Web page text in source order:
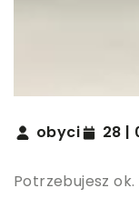
obyci 28 |
Potrzebujesz